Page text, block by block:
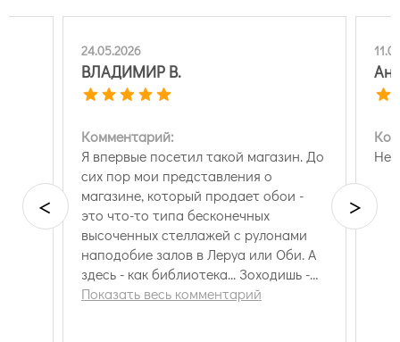
24.05.2026
ВЛАДИМИР В.
Комментарий:
Я впервые посетил такой магазин. До
сих пор мои представления о
магазине, который продает обои -
это что-то типа бесконечных
высоченных стеллажей с рулонами
наподобие залов в Леруа или Оби. А
здесь - как библиотека... Зоходишь -
шкафы с книгами. Много-много книг. И
Показать весь комментарий
Нет
< >